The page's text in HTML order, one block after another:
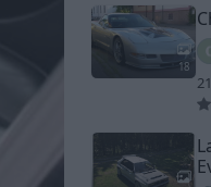
18